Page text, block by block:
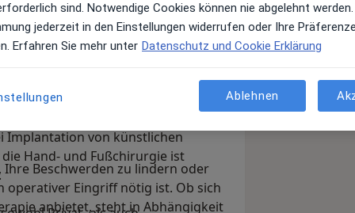
an konservativen Leistungen
und Chirotherapie an.
zählen zu unserem Angebot.
ich über große Erfahrung im
bietet die Praxis das gesamte
Implantation von künstlichen
Hand- und Fußchirurgie ist
ein breites Spektrum an
als auch operativ.
Beschwerden zu lindern oder
operativer Eingriff nötig ist. Ob sich
anbietet, steht in Abhängigkeit
sind. Notwendige Cookies können nie abgelehnt werden.
jederzeit in den Einstellungen widerrufen oder Ihre
Erfahren Sie mehr unter Datenschutz und Cookie Erklärung
Ablehnen